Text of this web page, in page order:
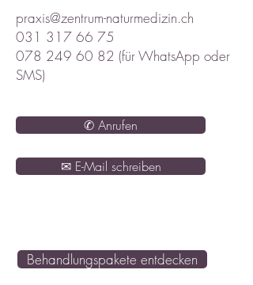
praxis@zentrum-naturmedizin.ch
031 317 66 75
078 249 60 82 (für WhatsApp oder
SMS)
✆ Anrufen
✉ E-Mail schreiben
Behandlungspakete entdecken